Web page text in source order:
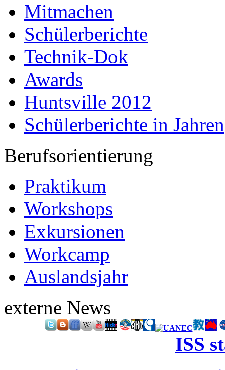
Mitmachen
Schülerberichte
Technik-Dok
Awards
Huntsville 2012
Schülerberichte in Jahren
Berufsorientierung
Praktikum
Workshops
Exkursionen
Workcamp
Auslandsjahr
externe News
ISS